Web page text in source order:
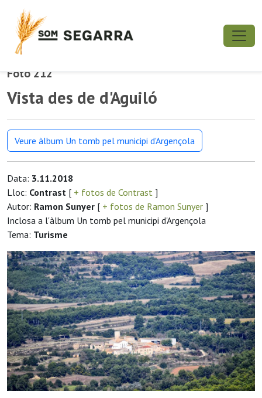
Foto 212
Vista des de d'Aguiló
Veure àlbum Un tomb pel municipi d'Argençola
Data: 3.11.2018
Lloc: Contrast [ + fotos de Contrast ]
Autor: Ramon Sunyer [ + fotos de Ramon Sunyer ]
Inclosa a l'àlbum Un tomb pel municipi d'Argençola
Tema: Turisme